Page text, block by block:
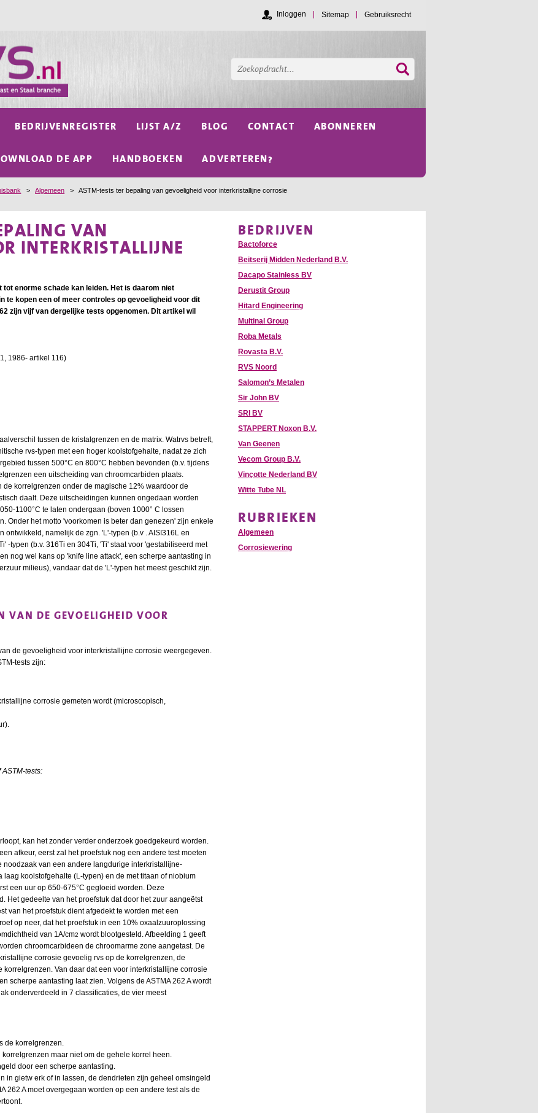
Sitemap Gebruiksrecht
Inloggen
BEDRIJVENREGISTER LIJST A/Z BLOG CONTACT ABONNEREN
DE APP HANDBOEKEN ADVERTEREN?
> Algemeen > ASTM-tests ter bepaling van gevoeligheid voor interkristallijne corrosie
VAN
INTERKRISTALLIJNE
enorme schade kan leiden. Het is daarom niet
te kopen een of meer controles op gevoeligheid voor dit
zijn vijf van dergelijke tests opgenomen. Dit artikel wil
1986- artikel 116)
tussen de kristalgrenzen en de matrix. Watrvs betreft,
rvs-typen met een hoger koolstofgehalte, nadat ze zich
tussen 500°C en 800°C hebben bevonden (b.v. tijdens
een uitscheiding van chroomcarbiden plaats.
korrelgrenzen onder de magische 12% waardoor de
daalt. Deze uitscheidingen kunnen ongedaan worden
1100°C te laten ondergaan (boven 1000° C lossen
Onder het motto 'voorkomen is beter dan genezen' zijn enkele
namelijk de zgn. 'L'-typen (b.v . AISI316L en
-typen (b.v. 316Ti en 304Ti, 'Ti' staat voor 'gestabiliseerd met
nog wel kans op 'knife line attack', een scherpe aantasting in
milieus), vandaar dat de 'L'-typen het meest geschikt zijn.
VAN DE GEVOELIGHEID VOOR
de gevoeligheid voor interkristallijne corrosie weergegeven.
tests zijn:
corrosie gemeten wordt (microscopisch,
tests:
kan het zonder verder onderzoek goedgekeurd worden.
afkeur, eerst zal het proefstuk nog een andere test moeten
van een andere langdurige interkristallijne-
laag koolstofgehalte (L-typen) en de met titaan of niobium
een uur op 650-675°C gegloeid worden. Deze
Het gedeelte van het proefstuk dat door het zuur aangeëtst
van het proefstuk dient afgedekt te worden met een
op neer, dat het proefstuk in een 10% oxaalzuuroplossing
van 1A/cm2 wordt blootgesteld. Afbeelding 1 geeft
chroomcarbideen de chroomarme zone aangetast. De
corrosie gevoelig rvs op de korrelgrenzen, de
Van daar dat een voor interkristallijne corrosie
scherpe aantasting laat zien. Volgens de ASTMA 262 A wordt
onderverdeeld in 7 classificaties, de vier meest
de korrelgrenzen.
maar niet om de gehele korrel heen.
door een scherpe aantasting.
in gietw erk of in lassen, de dendrieten zijn geheel omsingeld
262 A moet overgegaan worden op een andere test als de
BEDRIJVEN
Bactoforce
Beitserij Midden Nederland B.V.
Dacapo Stainless BV
Derustit Group
Hitard Engineering
Multinal Group
Roba Metals
Rovasta B.V.
RVS Noord
Salomon’s Metalen
Sir John BV
SRI BV
STAPPERT Noxon B.V.
Van Geenen
Vecom Group B.V.
Vinçotte Nederland BV
Witte Tube NL
RUBRIEKEN
Algemeen
Corrosiewering